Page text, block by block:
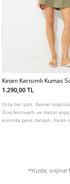
Keten Karısımlı Kumas
1.290,00 TL
Orta bel şort. Kemer
Önü fermuarlı ve metal
kısımda pens detaylı. Farklı
*Yüzde, orijinal